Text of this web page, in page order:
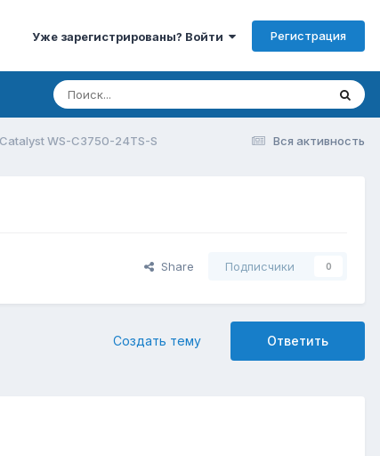
Уже зарегистрированы? Войти Регистрация
Вся активность
WS-C3750-24TS-S
Share Подписчики 0
Ответить
Создать тему